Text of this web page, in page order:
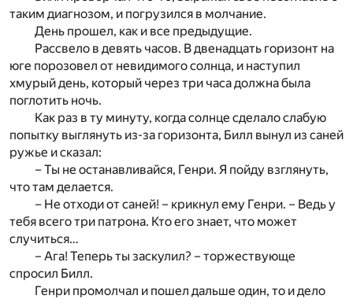
таким диагнозом, и погрузился в молчание.
День прошел, как и все предыдущие.
Рассвело в девять часов. В двенадцать горизонт на
юге порозовел от невидимого солнца, и наступил
хмурый день, который через три часа должна была
поглотить ночь.
Как раз в ту минуту, когда солнце сделало слабую
попытку выглянуть из-за горизонта, Билл вынул из саней
ружье и сказал:
– Ты не останавливайся, Генри. Я пойду взглянуть,
что там делается.
– Не отходи от саней! – крикнул ему Генри. – Ведь у
тебя всего три патрона. Кто его знает, что может
случиться…
– Ага! Теперь ты заскулил? – торжествующе
спросил Билл.
Генри промолчал и пошел дальше один, то и дело